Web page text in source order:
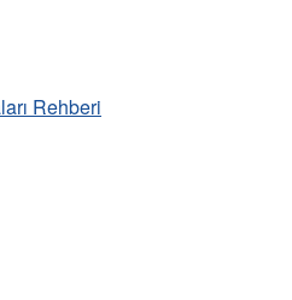
Rehberi